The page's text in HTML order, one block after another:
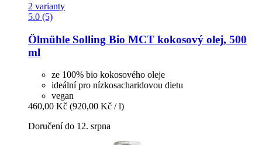
2 varianty
5.0 (5)
Ölmühle Solling Bio MCT kokosový olej, 500
ml
ze 100% bio kokosového oleje
ideální pro nízkosacharidovou dietu
vegan
460,00 Kč (920,00 Kč / l)
Doručení do 12. srpna